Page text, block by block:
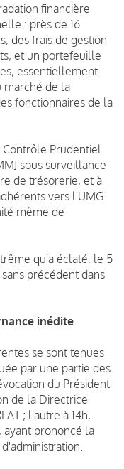
financière
: près de 16
des frais de gestion
et un portefeuille
essentiellement
marché de la
fonctionnaires de la
Prudentiel
sous surveillance
de trésorerie, et à
vers l'UMG
même de
qu'a éclaté, le 5
précédent dans
inédite
se sont tenues
par une partie des
du Président
de la Directrice
; l'autre à 14h,
ayant prononcé la